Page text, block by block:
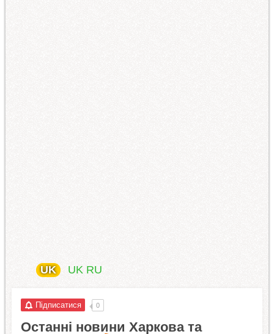
UK UK RU
Підписатися 0
Останні новини Харкова та